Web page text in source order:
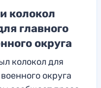
колокол
главного
округа
колокол для
округа